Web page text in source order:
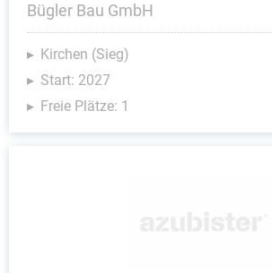
Bügler Bau GmbH
Kirchen (Sieg)
Start: 2027
Freie Plätze: 1